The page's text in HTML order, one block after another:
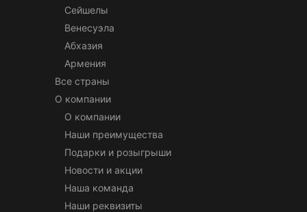
Сейшелы
Венесуэла
Абхазия
Армения
Все страны
О компании
О компании
Наши преимущества
Подарки и розыгрыши
Новости и акции
Наша команда
Наши реквизиты